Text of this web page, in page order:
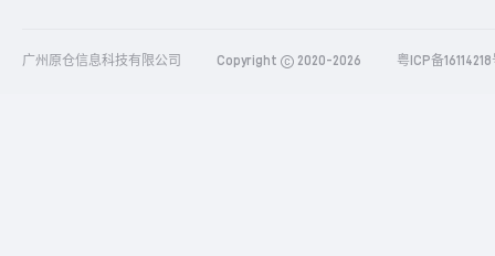
广州原仓信息科技有限公司 Copyright 2020-2026 粤ICP备